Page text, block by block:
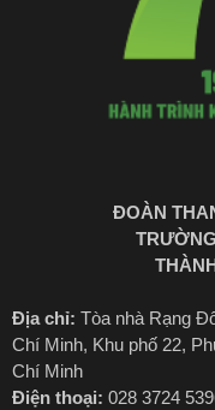
ĐOÀN
Địa chỉ: Tòa nhà Rạng
Chí Minh, Khu phố 22,
Chí Minh
Điện thoại: 028 3724